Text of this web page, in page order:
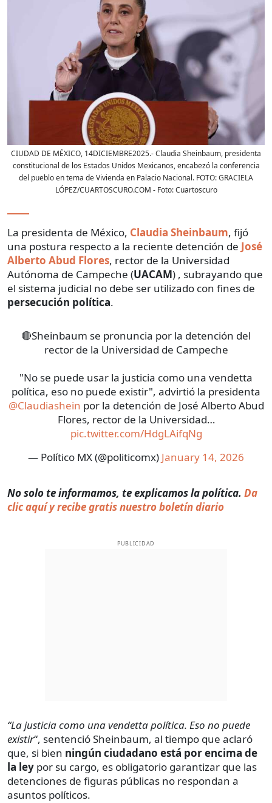
CIUDAD DE MÉXICO, 14DICIEMBRE2025.- Claudia Sheinbaum, presidenta
constitucional de los Estados Unidos Mexicanos, encabezó la conferencia
del pueblo en tema de Vivienda en Palacio Nacional. FOTO: GRACIELA
LÓPEZ/CUARTOSCURO.COM - Foto:Cuartoscuro
La presidenta de México, Claudia Sheinbaum, fijó
una postura respecto a la reciente detención de José
Alberto Abud Flores, rector de la Universidad
Autónoma de Campeche (UACAM) , subrayando que
el sistema judicial no debe ser utilizado con fines de
persecución política.
🔴Sheinbaum se pronuncia por la detención del
rector de la Universidad de Campeche
"No se puede usar la justicia como una vendetta
política, eso no puede existir", advirtió la presidenta
@Claudiashein por la detención de José Alberto Abud
Flores, rector de la Universidad…
pic.twitter.com/HdgLAifqNg
— Político MX (@politicomx) January 14, 2026
No solo te informamos, te explicamos la política. Da
clic aquí y recibe gratis nuestro boletín diario
PUBLICIDAD
“La justicia como una vendetta política. Eso no puede
existir“, sentenció Sheinbaum, al tiempo que aclaró
que, si bien ningún ciudadano está por encima de
la ley por su cargo, es obligatorio garantizar que las
detenciones de figuras públicas no respondan a
asuntos políticos.